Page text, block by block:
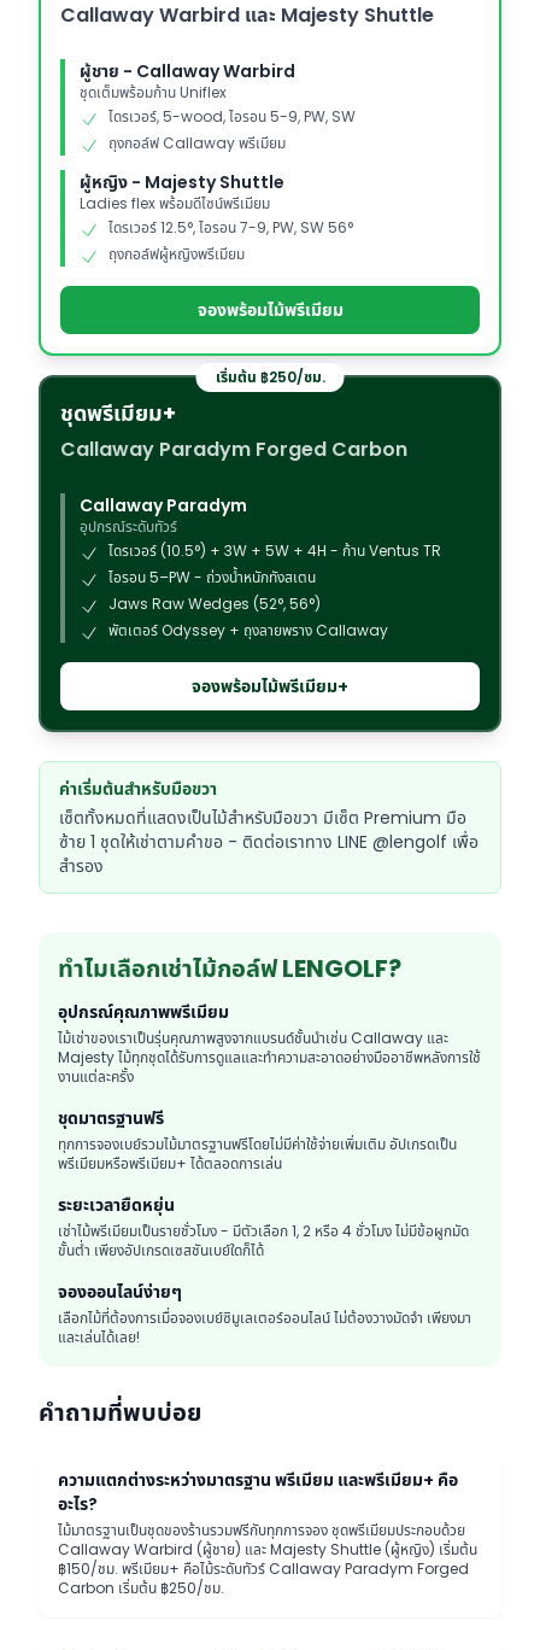
Callaway Warbird และ Majesty Shuttle
ผู้ชาย - Callaway Warbird
ชุดเต็มพร้อมก้าน Uniflex
ไดรเวอร์, 5-wood, ไอรอน 5-9, PW, SW
ถุงกอล์ฟ Callaway พรีเมียม
ผู้หญิง - Majesty Shuttle
Ladies flex พร้อมดีไซน์พรีเมียม
ไดรเวอร์ 12.5°, ไอรอน 7-9, PW, SW 56°
ถุงกอล์ฟผู้หญิงพรีเมียม
จองพร้อมไม้พรีเมียม
เริ่มต้น ฿250/ชม.
ชุดพรีเมียม+
Callaway Paradym Forged Carbon
Callaway Paradym
อุปกรณ์ระดับทัวร์
ไดรเวอร์ (10.5°) + 3W + 5W + 4H - ก้าน Ventus TR
ไอรอน 5–PW - ถ่วงน้ำหนักทังสเตน
Jaws Raw Wedges (52°, 56°)
พัตเตอร์ Odyssey + ถุงลายพราง Callaway
จองพร้อมไม้พรีเมียม+
ค่าเริ่มต้นสำหรับมือขวา
เซ็ตทั้งหมดที่แสดงเป็นไม้สำหรับมือขวา มีเซ็ต Premium มือ
ซ้าย 1 ชุดให้เช่าตามคำขอ - ติดต่อเราทาง LINE @lengolf เพื่อ
สำรอง
ทำไมเลือกเช่าไม้กอล์ฟ LENGOLF?
อุปกรณ์คุณภาพพรีเมียม
ไม้เช่าของเราเป็นรุ่นคุณภาพสูงจากแบรนด์ชั้นนำเช่น Callaway และ
Majesty ไม้ทุกชุดได้รับการดูแลและทำความสะอาดอย่างมืออาชีพหลังการใช้
งานแต่ละครั้ง
ชุดมาตรฐานฟรี
ทุกการจองเบย์รวมไม้มาตรฐานฟรีโดยไม่มีค่าใช้จ่ายเพิ่มเติม อัปเกรดเป็น
พรีเมียมหรือพรีเมียม+ ได้ตลอดการเล่น
ระยะเวลายืดหยุ่น
เช่าไม้พรีเมียมเป็นรายชั่วโมง - มีตัวเลือก 1, 2 หรือ 4 ชั่วโมง ไม่มีข้อผูกมัด
ขั้นต่ำ เพียงอัปเกรดเซสชันเบย์ใดก็ได้
จองออนไลน์ง่ายๆ
เลือกไม้ที่ต้องการเมื่อจองเบย์ซิมูเลเตอร์ออนไลน์ ไม่ต้องวางมัดจำ เพียงมา
และเล่นได้เลย!
คำถามที่พบบ่อย
ความแตกต่างระหว่างมาตรฐาน พรีเมียม และพรีเมียม+ คือ
อะไร?
ไม้มาตรฐานเป็นชุดของร้านรวมฟรีกับทุกการจอง ชุดพรีเมียมประกอบด้วย
Callaway Warbird (ผู้ชาย) และ Majesty Shuttle (ผู้หญิง) เริ่มต้น
฿150/ชม. พรีเมียม+ คือไม้ระดับทัวร์ Callaway Paradym Forged
Carbon เริ่มต้น ฿250/ชม.